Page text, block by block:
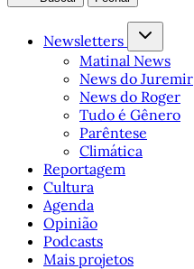
Newsletters
Matinal News
News do Juremir
News do Roger
Tudo é Gênero
Parêntese
Climática
Reportagem
Cultura
Agenda
Opinião
Podcasts
Mais projetos